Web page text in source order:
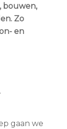
bouwen,
Zo
en
gaan we